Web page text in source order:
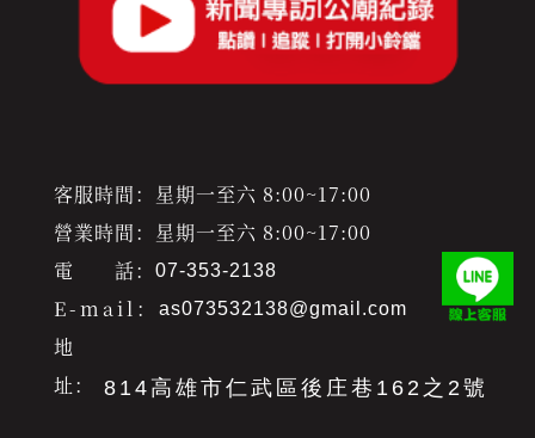
客服時間：星期一至六 8:00~17:00
營業時間：星期一至六 8:00~17:00
電 話：
07-353-2138
E-mail： as073532138@gmail.com
地
址：
814高雄市仁武區後庄巷162之2號